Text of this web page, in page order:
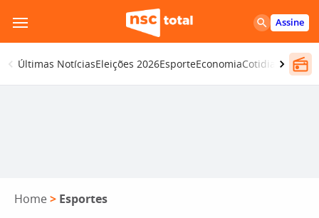
para
o
conteúdo
Assine
Últimas NotíciasEleições 2026EsporteEconomiaCotidiano
Home > Esportes